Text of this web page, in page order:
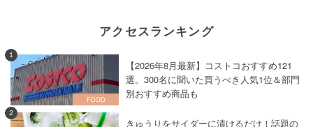
アクセスランキング
1
【2026年8月最新】コストコおすすめ121
選。300名に聞いた買うべき人気1位＆部門
別おすすめ商品も
2
きゅうりをサイダーに漬けるだけ！話題の